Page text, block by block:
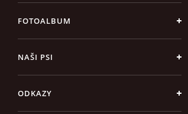
FOTOALBUM
NAŠI PSI
ODKAZY